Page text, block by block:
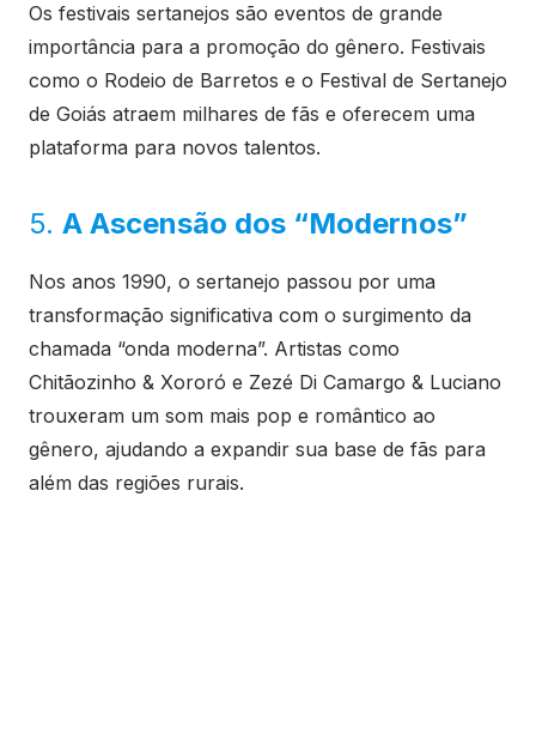
Os festivais sertanejos são eventos de grande
importância para a promoção do gênero. Festivais
como o Rodeio de Barretos e o Festival de Sertanejo
de Goiás atraem milhares de fãs e oferecem uma
plataforma para novos talentos.
5. A Ascensão dos “Modernos”
Nos anos 1990, o sertanejo passou por uma
transformação significativa com o surgimento da
chamada “onda moderna”. Artistas como
Chitãozinho & Xororó e Zezé Di Camargo & Luciano
trouxeram um som mais pop e romântico ao
gênero, ajudando a expandir sua base de fãs para
além das regiões rurais.